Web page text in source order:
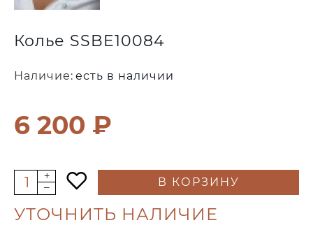
Колье SSBE10084
6 200 ₽
Наличие: есть в наличии
В КОРЗИНУ
УТОЧНИТЬ НАЛИЧИЕ